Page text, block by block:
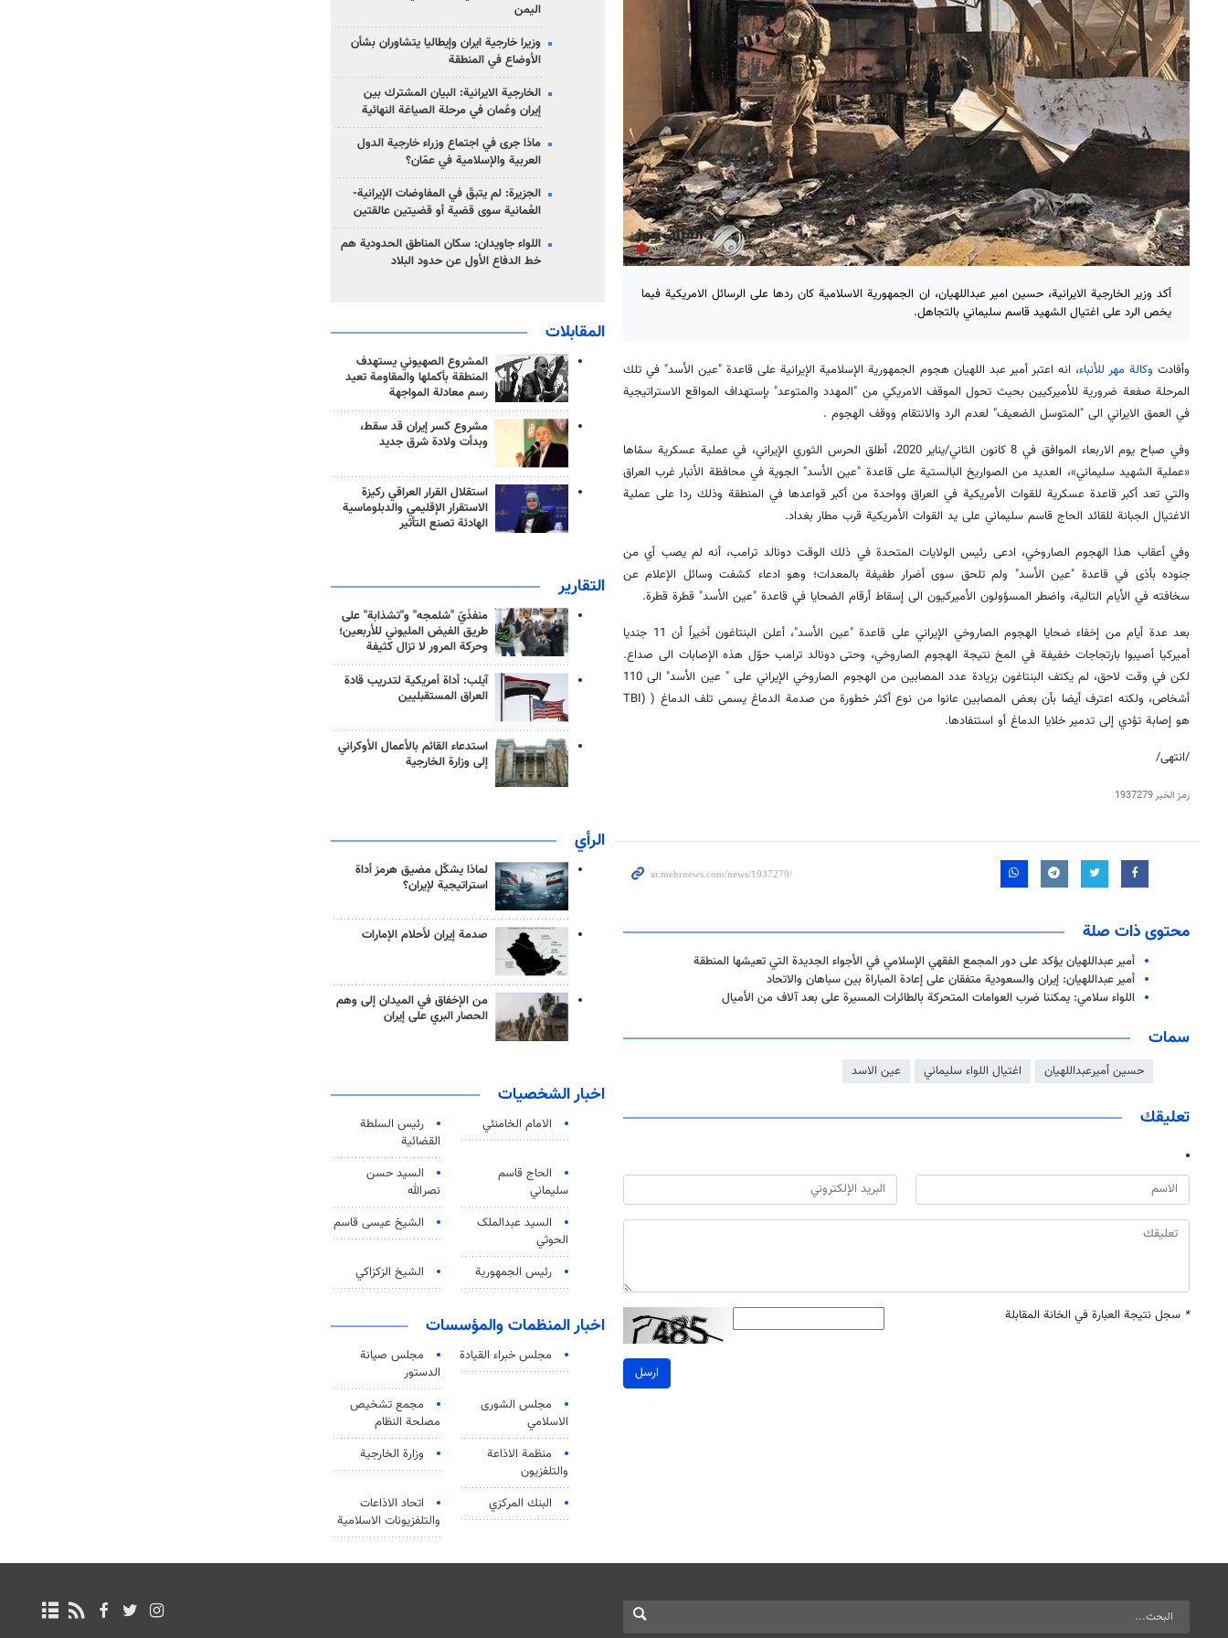
أكد وزير الخارجية الايرانية، حسين امير عبداللهيان، ان الجمهورية الاسلامية كان ردها على الرسائل الامريكية فيما
يخص الرد على اغتيال الشهيد قاسم سليماني بالتجاهل.
وأفادت وكالة مهر للأنباء، انه اعتبر أمير عبد اللهيان هجوم الجمهورية الإسلامية الإيرانية على قاعدة "عين الأسد" في تلك
المرحلة صفعة ضرورية للأميركيين بحیث تحول الموقف الامريكي من "المهدد والمتوعد" بإستهداف المواقع الاستراتيجية
في العمق الايراني الى "المتوسل الضعیف" لعدم الرد والانتقام ووقف الهجوم .
وفي صباح يوم الاربعاء الموافق في 8 كانون الثاني/يناير 2020، أطلق الحرس الثوري الإيراني، في عملية عسكرية سمّاها
«عملية الشهيد سليماني»، العديد من الصواريخ البالستية على قاعدة "عين الأسد" الجوية في محافظة الأنبار غرب العراق
والتي تعد أكبر قاعدة عسكرية للقوات الأمريكية في العراق وواحدة من أكبر قواعدها في المنطقة وذلك ردا على عملية
الاغتيال الجبانة للقائد الحاج قاسم سليماني على يد القوات الأمريكية قرب مطار بغداد.
وفي أعقاب هذا الهجوم الصاروخي، ادعى رئيس الولايات المتحدة في ذلك الوقت دونالد ترامب، أنه لم يصب أي من
جنوده بأذى في قاعدة "عين الأسد" ولم تلحق سوى أضرار طفيفة بالمعدات؛ وهو ادعاء كشفت وسائل الإعلام عن
سخافته في الأيام التالية، واضطر المسؤولون الأميركيون الى إسقاط أرقام الضحايا في قاعدة "عين الأسد" قطرة قطرة.
بعد عدة أيام من إخفاء ضحايا الهجوم الصاروخي الإيراني على قاعدة "عين الأسد"، أعلن البنتاغون أخيراً أن 11 جنديا
أميركيا أصيبوا بارتجاجات خفيفة في المخ نتيجة الهجوم الصاروخي، وحتى دونالد ترامب حوّل هذه الإصابات الى صداع.
لكن في وقت لاحق، لم يكتف البنتاغون بزيادة عدد المصابين من الهجوم الصاروخي الإيراني على " عين الأسد" الى 110
أشخاص، ولكنه اعترف أيضا بأن بعض المصابين عانوا من نوع أكثر خطورة من صدمة الدماغ يسمى تلف الدماغ ( (TBI
هو إصابة تؤدي إلى تدمير خلايا الدماغ أو استنفادها.
/انتهى/
رمز الخبر1937279
محتوى ذات صلة
أمير عبداللهيان يؤكد على دور المجمع الفقهي الإسلامي في الأجواء الجديدة التي تعيشها المنطقة
أمير عبداللهيان: إيران والسعودية متفقان على إعادة المباراة بين سباهان والاتحاد
اللواء سلامي: يمكننا ضرب العوامات المتحركة بالطائرات المسيرة على بعد آلاف من الأميال
سمات
حسين أميرعبداللهيان اغتيال اللواء سليماني عين الاسد
تعليقك
* سجل نتيجة العبارة في الخانة المقابلة
ارسل
اليمن
وزيرا خارجية ايران وإيطاليا يتشاوران بشأن
الأوضاع في المنطقة
الخارجية الايرانية: البيان المشترك بين
إيران وعُمان في مرحلة الصياغة النهائية
ماذا جرى في اجتماع وزراء خارجية الدول
العربية والإسلامية في عمّان؟
الجزيرة: لم يتبقّ في المفاوضات الإيرانية-
العُمانية سوى قضية أو قضيتين عالقتين
اللواء جاويدان: سكان المناطق الحدودية هم
خط الدفاع الأول عن حدود البلاد
المقابلات
المشروع الصهيوني يستهدف
المنطقة بأكملها والمقاومة تعيد
رسم معادلة المواجهة
مشروع كسر إيران قد سقط،
وبدأت ولادة شرق جديد
استقلال القرار العراقي ركيزة
الاستقرار الإقليمي والدبلوماسية
الهادئة تصنع التأثير
التقارير
منفذَيّ "شلمجه" و"تشذابة" على
طريق الفيض المليوني للأربعين؛
وحركة المرور لا تزال كثيفة
آيلب: أداة أمريكية لتدريب قادة
العراق المستقبليين
استدعاء القائم بالأعمال الأوكراني
إلى وزارة الخارجية
الرأي
لماذا يشكّل مضيق هرمز أداة
استراتيجية لإيران؟
صدمة إيران لأحلام الإمارات
من الإخفاق في الميدان إلى وهم
الحصار البري على إيران
اخبار الشخصيات
الامام الخامنئي
رئیس السلطة
القضائیة
الحاج قاسم
سليماني
السيد حسن
نصرالله
السید عبدالملک
الحوثي
الشيخ عيسى قاسم
رئيس الجمهورية الشيخ الزكزاكي
اخبار المنظمات والمؤسسات
مجلس خبراء القيادة
مجلس صيانة
الدستور
مجلس الشورى
الاسلامي
مجمع تشخيص
مصلحة النظام
منظمة الاذاعة
والتلفزیون
وزارة الخارجية
البنك المركزي
اتحاد الاذاعات
والتلفزيونات الاسلامية